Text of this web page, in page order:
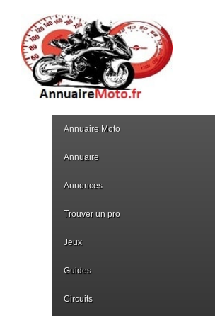
Annuaire Moto
Annuaire
Annonces
Trouver un pro
Jeux
Guides
Circuits